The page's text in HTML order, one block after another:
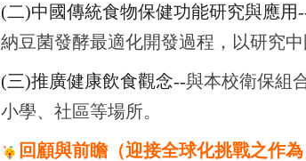
(二)中國傳統食物保健功能研究與應用
納豆菌發酵最適化開發過程，以研究
(三)推廣健康飲食觀念--與本校衛保組
小學、社區等場所。
回顧與前瞻（迎接全球化挑戰之作為